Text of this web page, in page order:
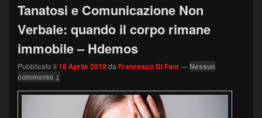
Tanatosi e Comunicazione Non
Verbale: quando il corpo rimane
immobile – Hdemos
Pubblicato il 18 Aprile 2019da Francesco Di Fant— Nessun
commento ↓